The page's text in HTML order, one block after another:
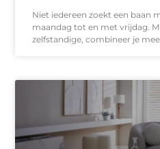
Niet iedereen zoekt een baan
maandag tot en met vrijdag.
zelfstandige, combineer je